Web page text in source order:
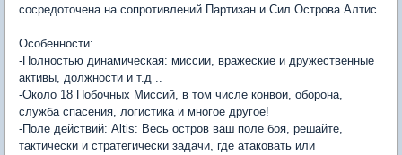
сосредоточена на сопротивлений Партизан и Сил Острова Алтис
Особенности:
-Полностью динамическая: миссии, вражеские и дружественные
активы, должности и т.д ..
-Около 18 Побочных Миссий, в том числе конвои, оборона,
служба спасения, логистика и многое другое!
-Поле действий: Altis: Весь остров ваш поле боя, решайте,
тактически и стратегически задачи, где атаковать или